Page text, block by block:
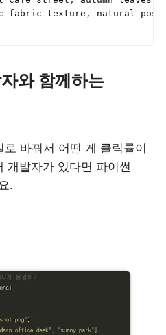
fabric texture , natural pose
와 함께하는
바꿔서 어떤 게 클릭률이
개발자가 있다면 파이썬
.